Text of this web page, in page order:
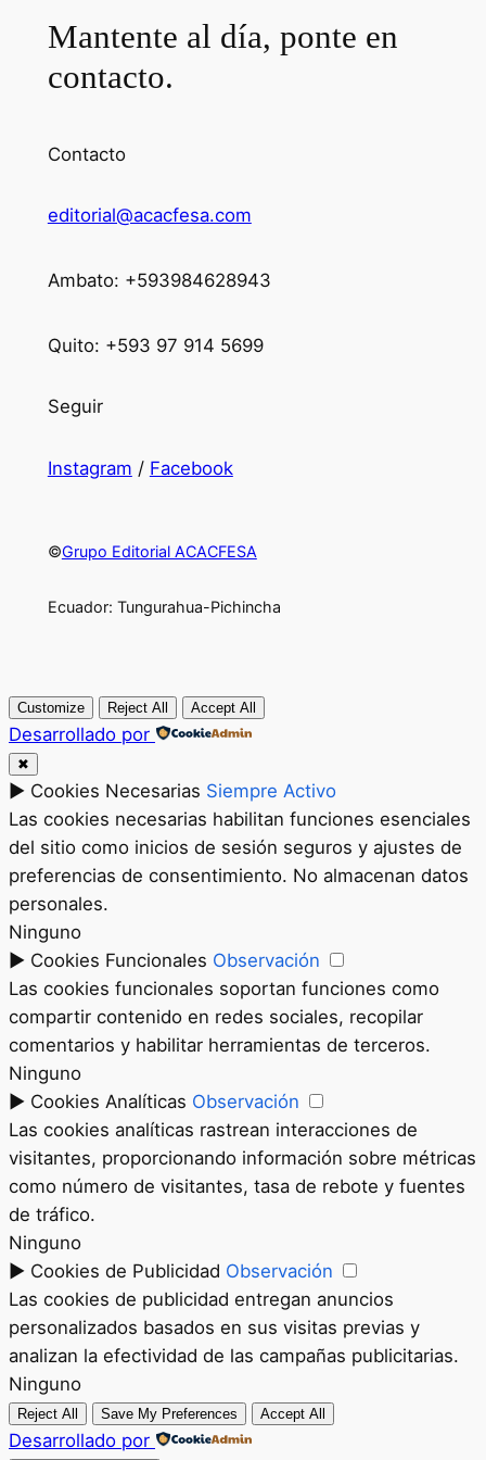
Mantente al día, ponte en
contacto.
Contacto
editorial@acacfesa.com
Ambato: +593984628943
Quito: +593 97 914 5699
Seguir
Instagram / Facebook
©Grupo Editorial ACACFESA
Ecuador: Tungurahua-Pichincha
Customize Reject All Accept All
Desarrollado por
✖
► Cookies Necesarias Siempre Activo
Las cookies necesarias habilitan funciones esenciales
del sitio como inicios de sesión seguros y ajustes de
preferencias de consentimiento. No almacenan datos
personales.
Ninguno
► Cookies Funcionales Observación
Las cookies funcionales soportan funciones como
compartir contenido en redes sociales, recopilar
comentarios y habilitar herramientas de terceros.
Ninguno
► Cookies Analíticas Observación
Las cookies analíticas rastrean interacciones de
visitantes, proporcionando información sobre métricas
como número de visitantes, tasa de rebote y fuentes
de tráfico.
Ninguno
► Cookies de Publicidad Observación
Las cookies de publicidad entregan anuncios
personalizados basados en sus visitas previas y
analizan la efectividad de las campañas publicitarias.
Ninguno
Reject All Save My Preferences Accept All
Desarrollado por